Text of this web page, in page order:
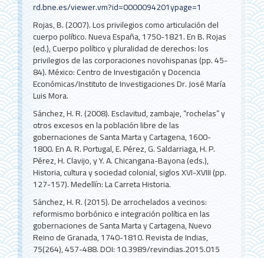
rd.bne.es/viewer.vm?id=0000094201ypage=1
Rojas, B. (2007). Los privilegios como articulación del
cuerpo político. Nueva España, 1750-1821. En B. Rojas
(ed.), Cuerpo político y pluralidad de derechos: los
privilegios de las corporaciones novohispanas (pp. 45-
84). México: Centro de Investigación y Docencia
Económicas/Instituto de Investigaciones Dr. José María
Luis Mora.
Sánchez, H. R. (2008). Esclavitud, zambaje, “rochelas” y
otros excesos en la población libre de las
gobernaciones de Santa Marta y Cartagena, 1600-
1800. En A. R. Portugal, E. Pérez, G. Saldarriaga, H. P.
Pérez, H. Clavijo, y Y. A. Chicangana-Bayona (eds.),
Historia, cultura y sociedad colonial, siglos XVI-XVIII (pp.
127-157). Medellín: La Carreta Historia.
Sánchez, H. R. (2015). De arrochelados a vecinos:
reformismo borbónico e integración política en las
gobernaciones de Santa Marta y Cartagena, Nuevo
Reino de Granada, 1740-1810. Revista de Indias,
75(264), 457-488. DOI: 10.3989/revindias.2015.015